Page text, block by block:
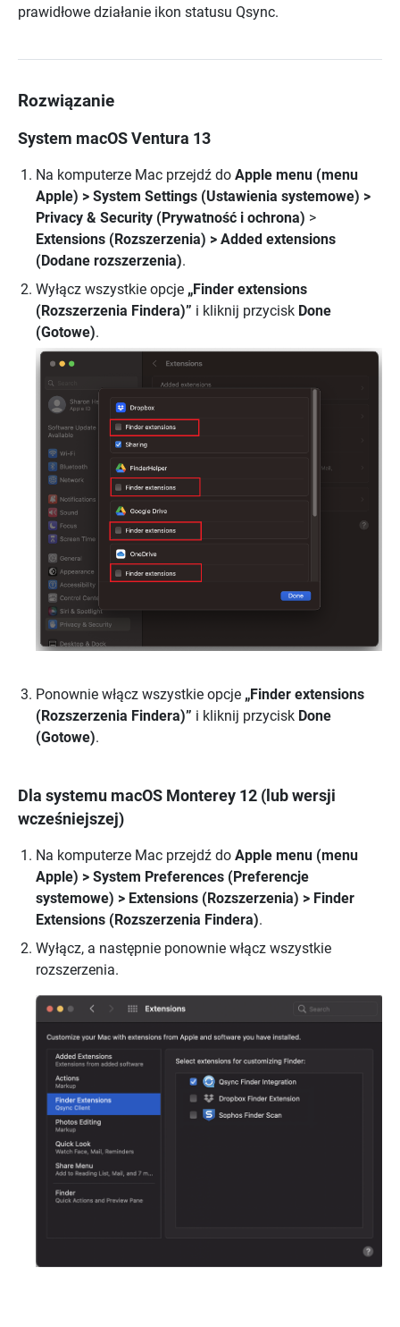
prawidłowe działanie ikon statusu Qsync.
Rozwiązanie
System macOS Ventura 13
Na komputerze Mac przejdź do Apple menu (menu
Apple) > System Settings (Ustawienia systemowe) >
Privacy & Security (Prywatność i ochrona) >
Extensions (Rozszerzenia) > Added extensions
(Dodane rozszerzenia).
Wyłącz wszystkie opcje „Finder extensions
(Rozszerzenia Findera)” i kliknij przycisk Done
(Gotowe).
Ponownie włącz wszystkie opcje „Finder extensions
(Rozszerzenia Findera)” i kliknij przycisk Done
(Gotowe).
Dla systemu macOS Monterey 12 (lub wersji
wcześniejszej)
Na komputerze Mac przejdź do Apple menu (menu
Apple) > System Preferences (Preferencje
systemowe) > Extensions (Rozszerzenia) > Finder
Extensions (Rozszerzenia Findera).
Wyłącz, a następnie ponownie włącz wszystkie
rozszerzenia.